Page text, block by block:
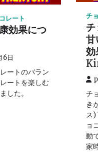
レート
効果につ
6日
ートのバラン
ートを楽しむ
した。
チ
チ
き
ス)
ョ
動
家